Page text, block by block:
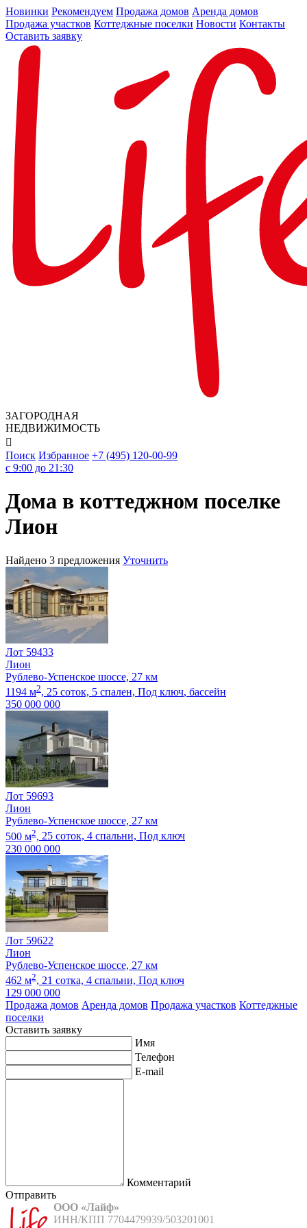
Новинки Рекомендуем Продажа домов Аренда домов
Продажа участков Коттеджные поселки Новости Контакты
Оставить заявку
ЗАГОРОДНАЯ
НЕДВИЖИМОСТЬ

Поиск Избранное +7 (495) 120-00-99
c 9:00 до 21:30
Дома в коттеджном поселке
Лион
Найдено 3 предложения Уточнить
Лот 59433
Лион
Рублево-Успенское шоссе, 27 км
1194 м2, 25 соток, 5 спален, Под ключ, бассейн
350 000 000
Лот 59693
Лион
Рублево-Успенское шоссе, 27 км
500 м2, 25 соток, 4 спальни, Под ключ
230 000 000
Лот 59622
Лион
Рублево-Успенское шоссе, 27 км
462 м2, 21 сотка, 4 спальни, Под ключ
129 000 000
Продажа домов Аренда домов Продажа участков Коттеджные
поселки
Оставить заявку
Имя
Телефон
E-mail
Комментарий
Отправить
ООО «Лайф»
ИНН/КПП 7704479939/503201001